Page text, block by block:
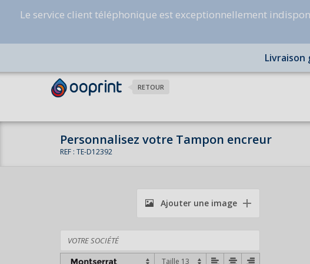
Le service client téléphonique est exceptionnellement
RETOUR
Personnalisez votre Tampon encreur
REF : TE-D12392
Ajouter une image